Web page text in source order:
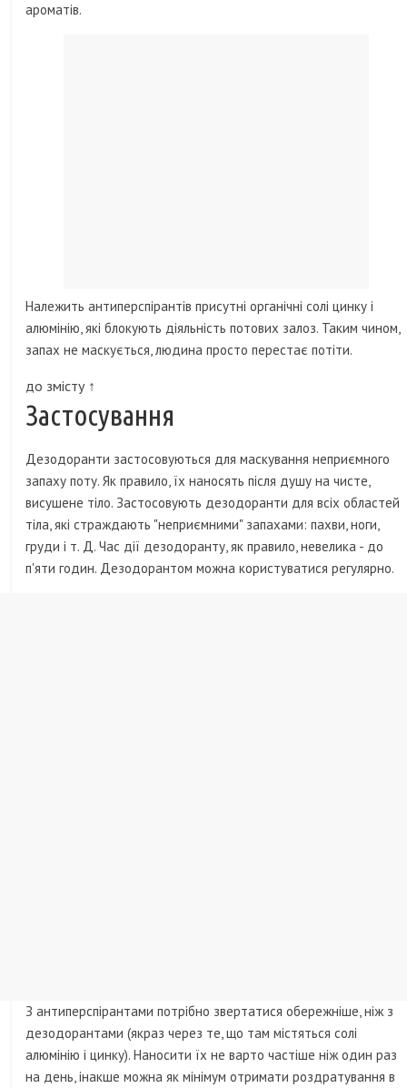
ароматів.
Належить антиперспірантів присутні органічні солі цинку і
алюмінію, які блокують діяльність потових залоз. Таким чином,
запах не маскується, людина просто перестає потіти.
до змісту ↑
Застосування
Дезодоранти застосовуються для маскування неприємного
запаху поту. Як правило, їх наносять після душу на чисте,
висушене тіло. Застосовують дезодоранти для всіх областей
тіла, які страждають "неприємними" запахами: пахви, ноги,
груди і т. Д. Час дії дезодоранту, як правило, невелика - до
п'яти годин. Дезодорантом можна користуватися регулярно.
З антиперспірантами потрібно звертатися обережніше, ніж з
дезодорантами (якраз через те, що там містяться солі
алюмінію і цинку). Наносити їх не варто частіше ніж один раз
на день, інакше можна як мінімум отримати роздратування в